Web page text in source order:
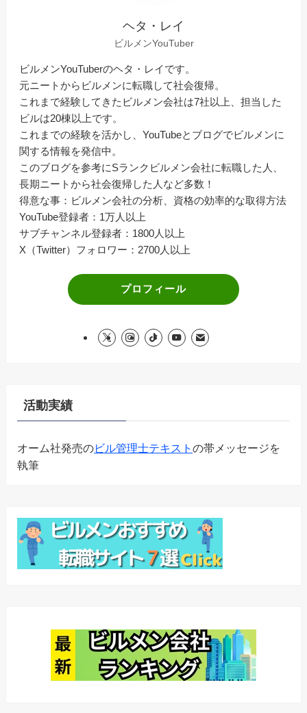
ヘタ・レイ
ビルメンYouTuber
ビルメンYouTuberのヘタ・レイです。
元ニートからビルメンに転職して社会復帰。
これまで経験してきたビルメン会社は7社以上、担当した
ビルは20棟以上です。
これまでの経験を活かし、YouTubeとブログでビルメンに
関する情報を発信中。
このブログを参考にSランクビルメン会社に転職した人、
長期ニートから社会復帰した人など多数！
得意な事：ビルメン会社の分析、資格の効率的な取得方法
YouTube登録者：1万人以上
サブチャンネル登録者：1800人以上
X（Twitter）フォロワー：2700人以上
プロフィール
活動実績
オーム社発売のビル管理士テキスト の帯メッセージを
執筆